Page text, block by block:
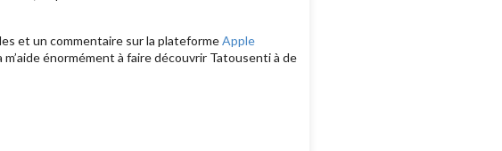
et un commentaire sur la plateformeApple
énormément à faire découvrir Tatousenti à de